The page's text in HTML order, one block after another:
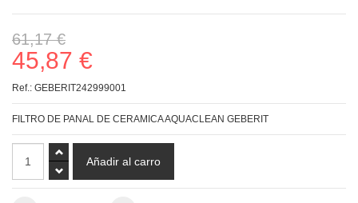
61,17 €
45,87 €
Ref.: GEBERIT242999001
FILTRO DE PANAL DE CERAMICA AQUACLEAN GEBERIT